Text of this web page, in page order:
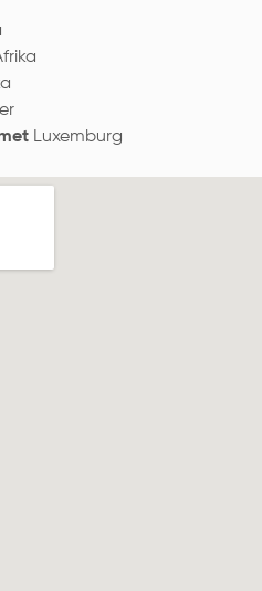
Luxemburg